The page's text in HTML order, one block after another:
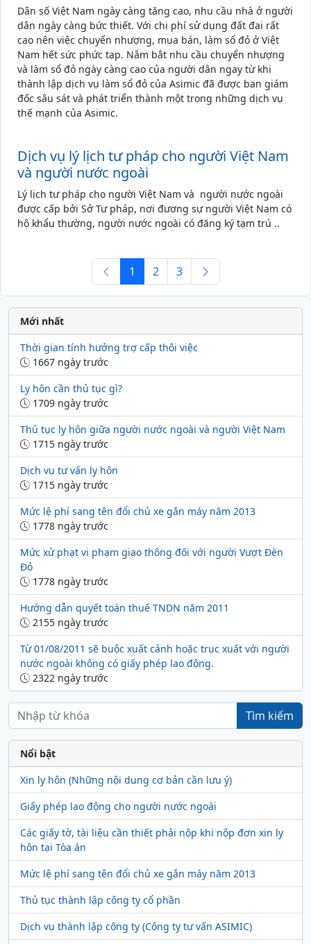
Dân số Việt Nam ngày càng tăng cao, nhu cầu nhà ở người
dân ngày càng bức thiết. Với chi phí sử dụng đất đai rất
cao nên việc chuyển nhượng, mua bán, làm sổ đỏ ở Việt
Nam hết sức phức tạp. Nắm bắt nhu cầu chuyển nhượng
và làm sổ đỏ ngày càng cao của người dân ngay từ khi
thành lập dịch vụ làm sổ đỏ của Asimic đã được ban giám
đốc sâu sát và phát triển thành một trong những dịch vụ
thế mạnh của Asimic.
Dịch vụ lý lịch tư pháp cho người Việt Nam
và người nước ngoài
Lý lịch tư pháp cho người Việt Nam và người nước ngoài
được cấp bởi Sở Tư pháp, nơi đương sự người Việt Nam có
hộ khẩu thường, người nước ngoài có đăng ký tạm trú ..
1 2 3
Mới nhất
Thời gian tính hưởng trợ cấp thôi việc
1667 ngày trước
Ly hôn cần thủ tục gì?
1709 ngày trước
Thủ tục ly hôn giữa người nước ngoài và người Việt Nam
1715 ngày trước
Dịch vụ tư vấn ly hôn
1715 ngày trước
Mức lệ phí sang tên đổi chủ xe gắn máy năm 2013
1778 ngày trước
Mức xử phạt vi phạm giao thông đối với người Vượt Đèn
Đỏ
1778 ngày trước
Hướng dẫn quyết toán thuế TNDN năm 2011
2155 ngày trước
Từ 01/08/2011 sẽ buộc xuất cảnh hoặc trục xuất với người
nước ngoài không có giấy phép lao động.
2322 ngày trước
Tìm kiếm
Nổi bật
Xin ly hôn (Những nội dung cơ bản cần lưu ý)
Giấy phép lao động cho người nước ngoài
Các giấy tờ, tài liệu cần thiết phải nộp khi nộp đơn xin ly
hôn tại Tòa án
Mức lệ phí sang tên đổi chủ xe gắn máy năm 2013
Thủ tục thành lập công ty cổ phần
Dịch vụ thành lập công ty (Công ty tư vấn ASIMIC)